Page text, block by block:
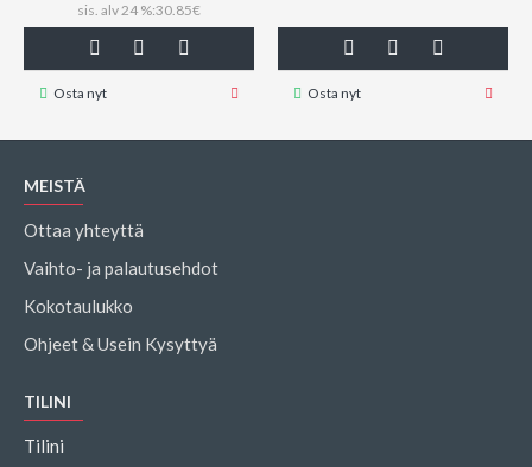
sis. alv 24 %:30.85€
Osta nyt Osta nyt
MEISTÄ
Ottaa yhteyttä
Vaihto- ja palautusehdot
Kokotaulukko
Ohjeet & Usein Kysyttyä
TILINI
Tilini